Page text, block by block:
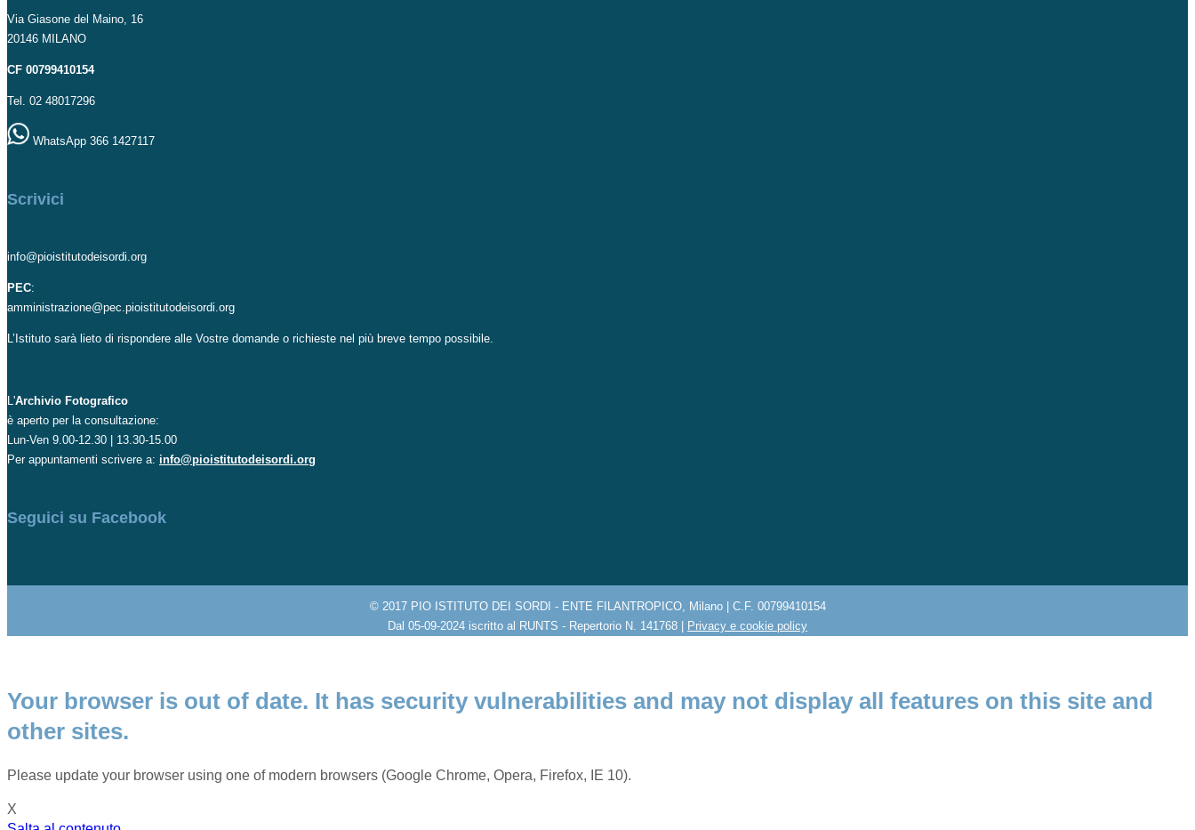
Via Giasone del Maino, 16
20146 MILANO
CF 00799410154
Tel. 02 48017296
WhatsApp 366 1427117
Scrivici
info@pioistitutodeisordi.org
PEC:
amministrazione@pec.pioistitutodeisordi.org
L’Istituto sarà lieto di rispondere alle Vostre domande o richieste nel più breve tempo possibile.
L'Archivio Fotografico
è aperto per la consultazione:
Lun-Ven 9.00-12.30 | 13.30-15.00
Per appuntamenti scrivere a: info@pioistitutodeisordi.org
Seguici su Facebook
© 2017 PIO ISTITUTO DEI SORDI - ENTE FILANTROPICO, Milano | C.F. 00799410154
Dal 05-09-2024 iscritto al RUNTS - Repertorio N. 141768 | Privacy e cookie policy
Your browser is out of date. It has security vulnerabilities and may not display all features on this site and
other sites.
Please update your browser using one of modern browsers (Google Chrome, Opera, Firefox, IE 10).
X